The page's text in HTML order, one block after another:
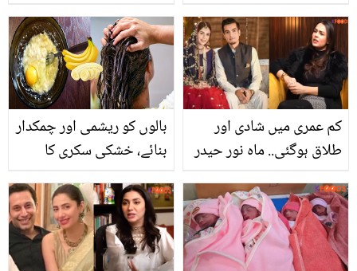
بھایا! کھری کھوٹی سنا دی
دورہ، معجزاتی طور پر
دھڑکن اچانک بحال، واقعہ
کیا پیش آیا؟
بالوں کو ریشمی اور چمکدار
بنائے، خشکی سکری کا
نشونما اورخوبصورتی کے
لئے کیلا جادوئی اثر دکھائے
کم عمری میں شادی اور
طلاق ہوگئی.. ماہ نور حیدر
طلاق کے متعلق اہم مشورہ